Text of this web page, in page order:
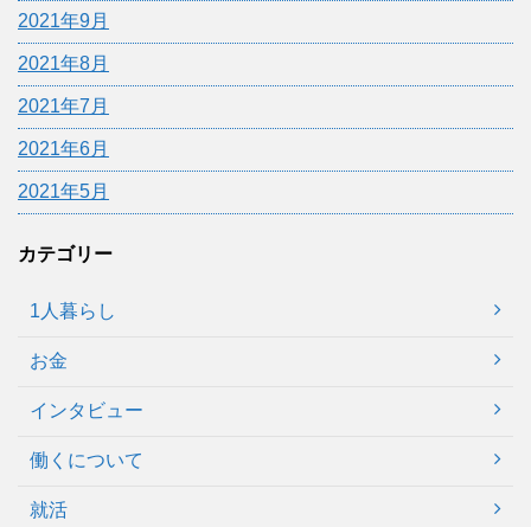
2021年9月
2021年8月
2021年7月
2021年6月
2021年5月
カテゴリー
1人暮らし
お金
インタビュー
働くについて
就活